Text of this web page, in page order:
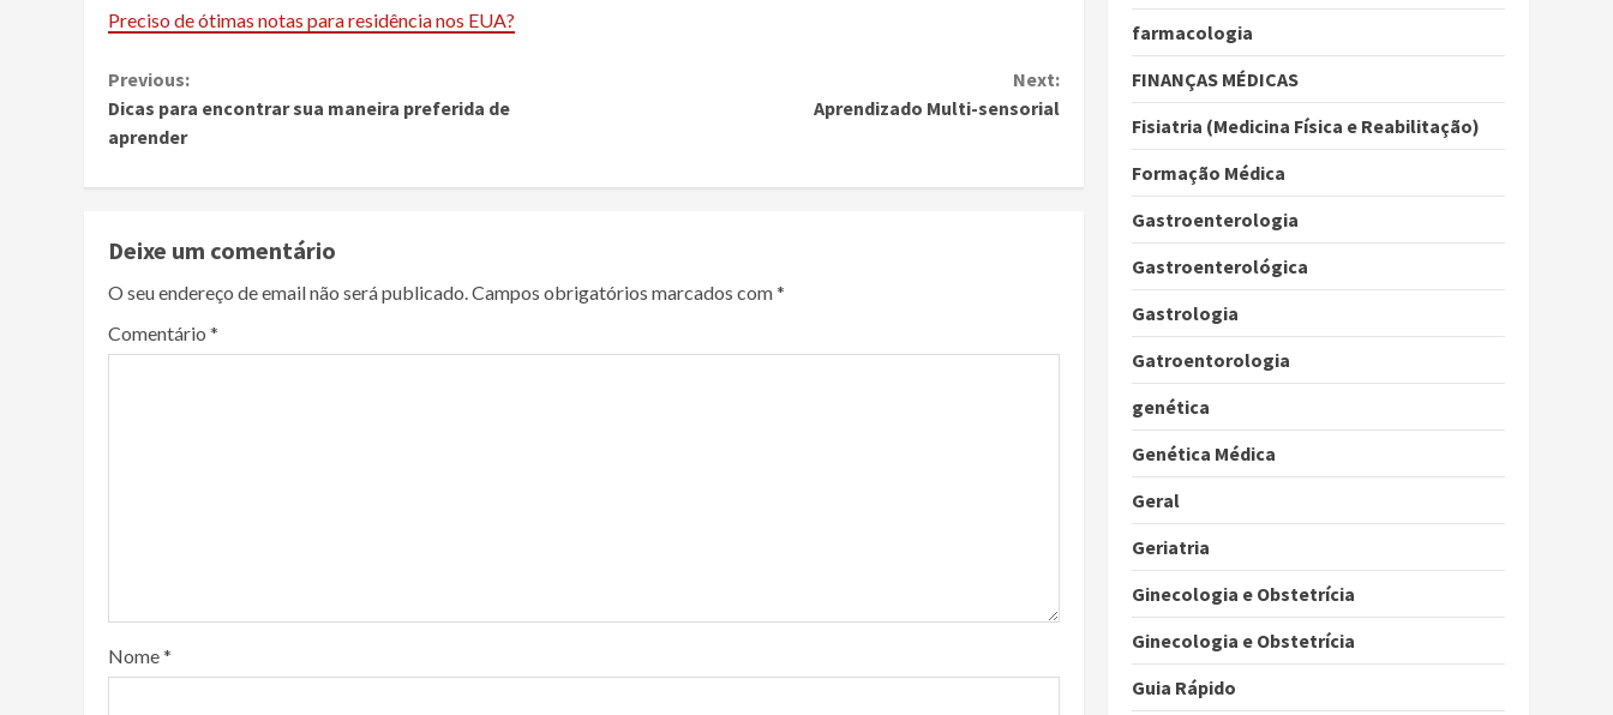
Preciso de ótimas notas para residência nos EUA?
Continue
Reading
Previous:
Dicas para encontrar sua maneira preferida de
aprender
Next:
Aprendizado Multi-sensorial
Deixe um comentário
O seu endereço de email não será publicado.Campos obrigatórios marcados com*
Comentário *
Nome*
farmacologia
FINANÇAS MÉDICAS
Fisiatria (Medicina Física e Reabilitação)
Formação Médica
Gastroenterologia
Gastroenterológica
Gastrologia
Gatroentorologia
genética
Genética Médica
Geral
Geriatria
Ginecologia e Obstetrícia
Ginecologia e Obstetrícia
Guia Rápido